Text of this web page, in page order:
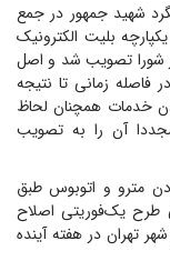
شهید جمهور در جمع
بلیت الکترونیک
شورا تصویب شد و اصل
فاصله زمانی تا نتیجه
خدمات همچنان لحاظ
آن را به تصویب
مترو و اتوبوس طبق
طرح یک‌فوریتی اصلاح
تهران در هفته آینده